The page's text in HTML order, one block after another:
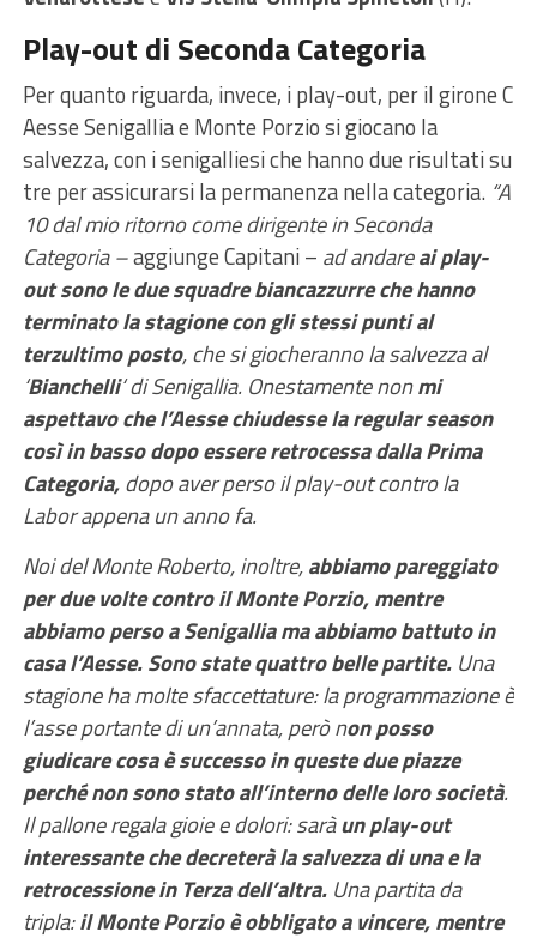
Play-out di Seconda Categoria
Per quanto riguarda, invece, i play-out, peril girone C
Aesse Senigallia e Monte Porzio si giocano la
salvezza, con i senigalliesi che hanno due risultati su
tre per assicurarsi la permanenza nella categoria. “A
10 dal mio ritorno come dirigente in Seconda
Categoria –aggiunge Capitani – ad andareai play-
out sono le due squadre biancazzurre che hanno
terminato la stagione con gli stessi punti al
terzultimo posto, che si giocheranno la salvezza al
‘Bianchelli‘ di Senigallia. Onestamente nonmi
aspettavo che l’Aesse chiudesse la regular season
così in basso dopo essere retrocessa dalla Prima
Categoria,dopo aver perso il play-out contro la
Labor appena un anno fa.
Noi del Monte Roberto, inoltre,abbiamo pareggiato
per due volte contro il Monte Porzio, mentre
abbiamo perso a Senigallia ma abbiamo battuto in
casa l’Aesse. Sono state quattro belle partite. Una
stagione ha molte sfaccettature: la programmazione è
l’asse portante di un’annata, però non posso
giudicare cosa è successo in queste due piazze
perché non sono stato all’interno delle loro società.
Il pallone regala gioie e dolori: saràun play-out
interessante che decreterà la salvezza di una e la
retrocessione in Terza dell’altra. Una partita da
tripla:il Monte Porzio è obbligato a vincere, mentre